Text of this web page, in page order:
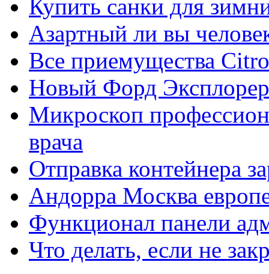
Купить санки для
Азартный ли вы
Все приемущества
Новый Форд
Микроскоп
врача
Отправка контейнера
Андорра Москва
Функционал панели
Что делать, если не